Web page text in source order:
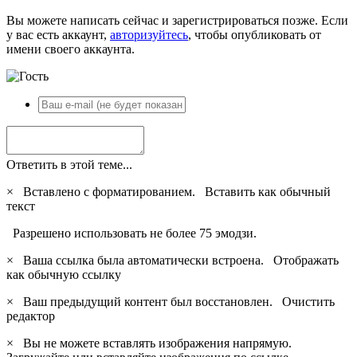
Вы можете написать сейчас и зарегистрироваться позже. Если
у вас есть аккаунт, авторизуйтесь, чтобы опубликовать от
имени своего аккаунта.
Ответить в этой теме...
×
Вставлено с форматированием. Вставить как обычный
текст
Разрешено использовать не более 75 эмодзи.
×
Ваша ссылка была автоматически встроена. Отображать
как обычную ссылку
×
Ваш предыдущий контент был восстановлен. Очистить
редактор
×
Вы не можете вставлять изображения напрямую.